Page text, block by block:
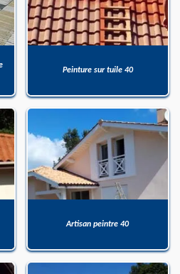
Peinture sur tuile 40
Artisan peintre 40